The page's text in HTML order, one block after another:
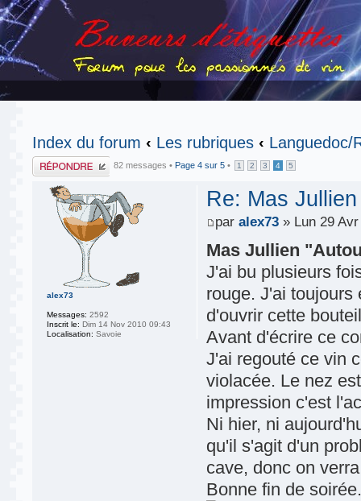
Index du forum ‹ Les rubriques ‹ Languedoc/
Publier une
réponse
82 messages • Page 4 sur 5 • 1 2 3 4 5
Re: Mas
paralex73 » Lun 29
Mas Jullien
J'ai bu plusieurs
rouge. J'ai toujours
d'ouvrir cette
Avant d'écrire ce
J'ai regouté ce vin
violacée. Le nez
impression c'est
Ni hier, ni
qu'il s'agit d'un
cave, donc on
Bonne fin de
alex73
Messages: 2592
Inscrit le: Dim 14 Nov 2010 09:43
Localisation: Savoie